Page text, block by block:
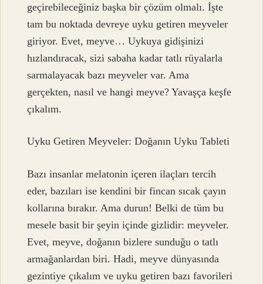
geçirebileceğiniz başka bir çözüm olmalı. İşte
tam bu noktada devreye uyku getiren meyveler
giriyor. Evet, meyve… Uykuya gidişinizi
hızlandıracak, sizi sabaha kadar tatlı rüyalarla
sarmalayacak bazı meyveler var. Ama
gerçekten, nasıl ve hangi meyve? Yavaşça keşfe
çıkalım.
Uyku Getiren Meyveler: Doğanın Uyku Tableti
Bazı insanlar melatonin içeren ilaçları tercih
eder, bazıları ise kendini bir fincan sıcak çayın
kollarına bırakır. Ama durun! Belki de tüm bu
mesele basit bir şeyin içinde gizlidir: meyveler.
Evet, meyve, doğanın bizlere sunduğu o tatlı
armağanlardan biri. Hadi, meyve dünyasında
gezintiye çıkalım ve uyku getiren bazı favorileri